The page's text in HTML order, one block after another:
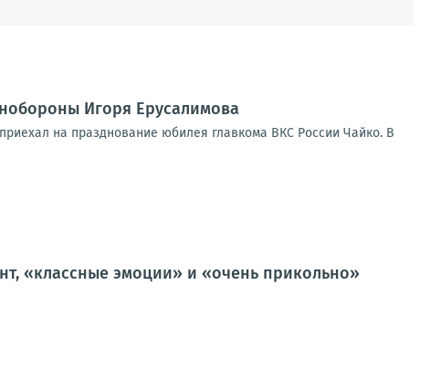
Игоря Ерусалимова
на празднование юбилея главкома ВКС России Чайко. В
«классные эмоции» и «очень прикольно»